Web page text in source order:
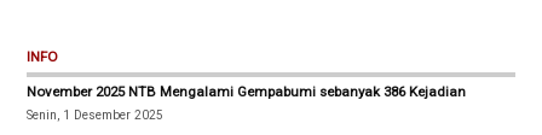
INFO
November 2025 NTB Mengalami Gempabumi sebanyak 386 Kejadian
Senin, 1 Desember 2025